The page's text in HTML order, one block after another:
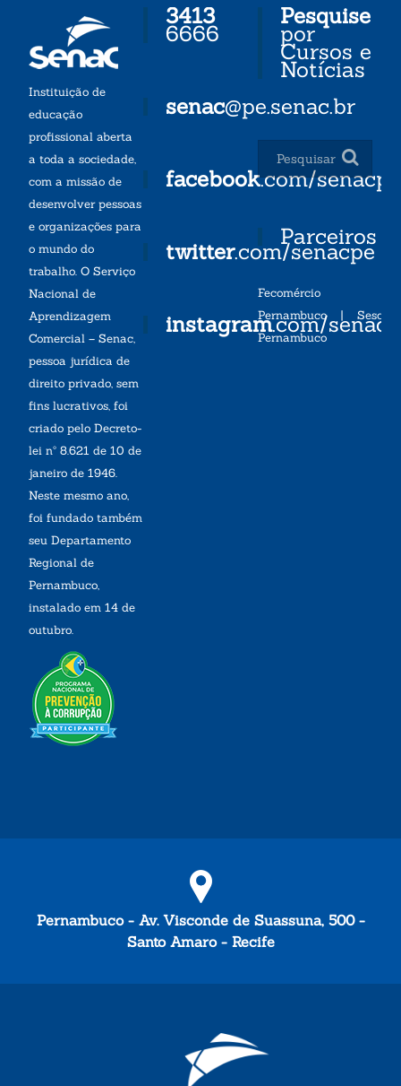
Instituição de
educação
profissional aberta
a toda a sociedade,
com a missão de
desenvolver pessoas
e organizações para
o mundo do
trabalho. O Serviço
Nacional de
Aprendizagem
Comercial – Senac,
pessoa jurídica de
direito privado, sem
fins lucrativos, foi
criado pelo Decreto-
lei nº 8.621 de 10 de
janeiro de 1946.
Neste mesmo ano,
foi fundado também
seu Departamento
Regional de
Pernambuco,
instalado em 14 de
outubro.
3413
6666
senac@pe.senac.br
facebook.com/senacpe
twitter.com/senacpe
instagram.com/
Pesquise
por
Cursos e
Notícias
Parceiros
Fecomércio
Pernambuco| Sesc
Pernambuco
Pernambuco - Av. Visconde de Suassuna, 500 -
Santo Amaro - Recife